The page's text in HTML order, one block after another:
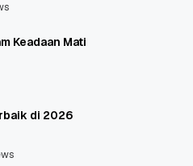
Keadaan Mati
di 2026